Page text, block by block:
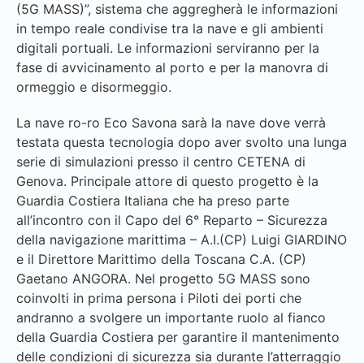
(5G MASS)”, sistema che aggregherà le informazioni
in tempo reale condivise tra la nave e gli ambienti
digitali portuali. Le informazioni serviranno per la
fase di avvicinamento al porto e per la manovra di
ormeggio e disormeggio.
La nave ro-ro Eco Savona sarà la nave dove verrà
testata questa tecnologia dopo aver svolto una lunga
serie di simulazioni presso il centro CETENA di
Genova. Principale attore di questo progetto è la
Guardia Costiera Italiana che ha preso parte
all’incontro con il Capo del 6° Reparto – Sicurezza
della navigazione marittima – A.I.(CP) Luigi GIARDINO
e il Direttore Marittimo della Toscana C.A. (CP)
Gaetano ANGORA. Nel progetto 5G MASS sono
coinvolti in prima persona i Piloti dei porti che
andranno a svolgere un importante ruolo al fianco
della Guardia Costiera per garantire il mantenimento
delle condizioni di sicurezza sia durante l’atterraggio